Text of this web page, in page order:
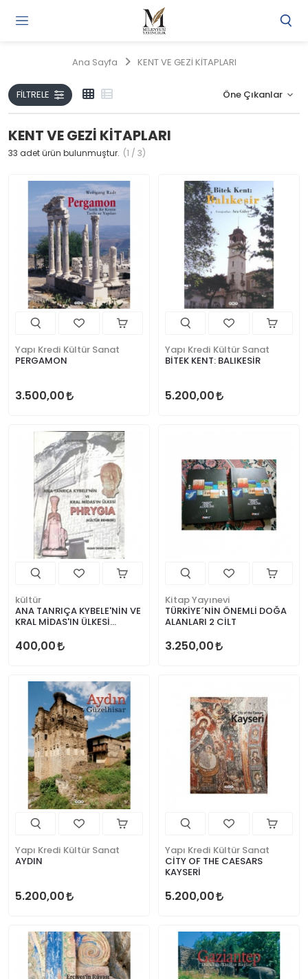
Ana Sayfa KENT VE GEZİ KİTAPLARI
FILTRELE
KENT VE GEZİ KİTAPLARI
33 adet ürün bulunmuştur. (1 / 3)
Yapı Kredi Kültür Sanat
PERGAMON
3.500,00
Yapı Kredi Kültür Sanat
BİTEK KENT: BALIKESİR
5.200,00
kültür
ANA TANRIÇA KYBELE'NİN VE
KRAL MİDAS'IN ÜLKESİ
400,00
Kitap Yayınevi
TÜRKİYE´NİN ÖNEMLİ DOĞA
ALANLARI 2 CİLT
3.250,00
Yapı Kredi Kültür Sanat
AYDIN
5.200,00
Yapı Kredi Kültür Sanat
CİTY OF THE CAESARS
KAYSERİ
5.200,00